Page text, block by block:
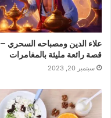
علاء الدين ومصباحه السحري –
قصة رائعة مليئة بالمغامرات
سبتمبر 20, 2023